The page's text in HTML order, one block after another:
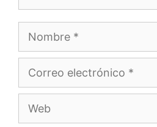
Nombre
Correo
electrónico
Web